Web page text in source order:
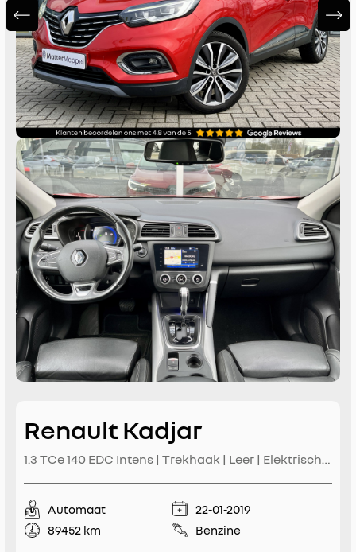
Renault Kadjar
1.3 TCe 140 EDC Intens | Trekhaak | Leer | Elektrische
| Climate Control | Reservewiel | Apple
CarPlay/Android Auto
Automaat
22-01-2019
89452 km
Benzine